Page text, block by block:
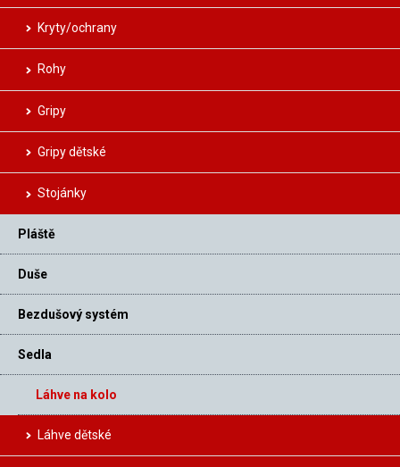
Kryty/ochrany
Rohy
Gripy
Gripy dětské
Stojánky
Pláště
Duše
Bezdušový systém
Sedla
Láhve na kolo
Láhve dětské